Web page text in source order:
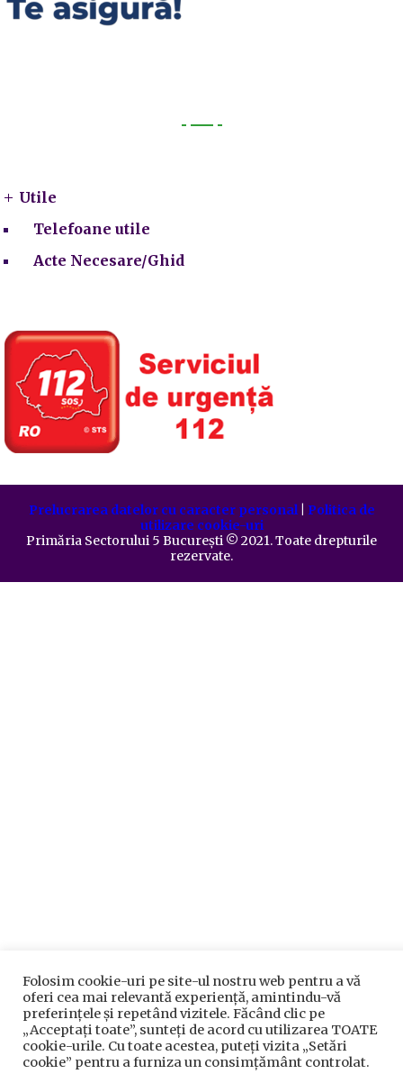
Utile
Telefoane utile
Acte Necesare/Ghid
Prelucrarea datelor cu caracter personal| Politica de
utilizare cookie-uri
Primăria Sectorului 5 București ©️ 2021. Toate drepturile
rezervate.
Folosim cookie-uri pe site-ul nostru web pentru a vă
oferi cea mai relevantă experiență, amintindu-vă
preferințele și repetând vizitele. Făcând clic pe
„Acceptați toate”, sunteți de acord cu utilizarea TOATE
cookie-urile. Cu toate acestea, puteți vizita „Setări
cookie” pentru a furniza un consimțământ controlat.